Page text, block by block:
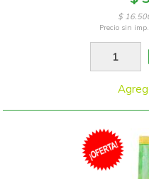
$
Precio sin